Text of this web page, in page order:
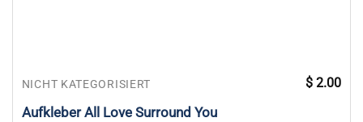
NICHT KATEGORISIERT
Aufkleber All Love Surround You
$ 2.00